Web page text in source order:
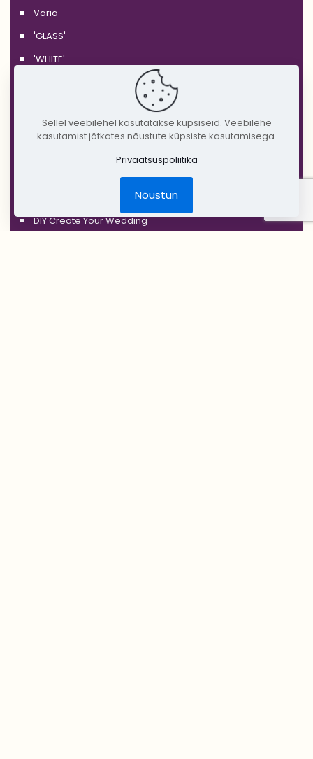
Varia
'GLASS'
'WHITE'
'GOLD'
DIY Create Your Wedding
Sellel veebilehel kasutatakse küpsiseid. Veebilehe
kasutamist jätkates nõustute küpsiste kasutamisega.
Privaatsuspoliitika
Nõustun